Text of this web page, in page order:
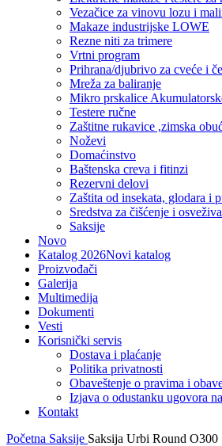
Vezačice za vinovu lozu i
Makaze industrijske LOWE
Rezne niti za trimere
Vrtni program
Prihrana/djubrivo za cveće i
Mreža za baliranje
Mikro prskalice
Testere ručne
Zaštitne rukavice ,zimska
Noževi
Domaćinstvo
Baštenska creva i fitinzi
Rezervni delovi
Zaštita od insekata, glodara i
Sredstva za čišćenje i
Saksije
Novo
Katalog 2026Novi katalog
Proizvođači
Galerija
Multimedija
Dokumenti
Vesti
Korisnički servis
Dostava i plaćanje
Politika privatnosti
Obaveštenje o pravima i
Izjava o odustanku ugovora
Kontakt
Početna Saksije Saksija Urbi Round O300